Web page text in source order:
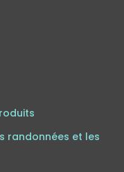
randonnées et les